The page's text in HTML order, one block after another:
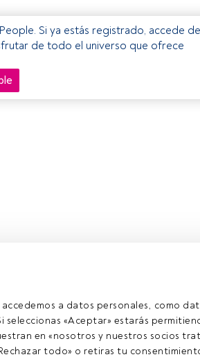
accedemos a datos personales, como
«Aceptar» estarás
en «nosotros y nuestros socios
todo» o retiras tu
Si ya estás registrado, accede
de todo el universo que ofrece